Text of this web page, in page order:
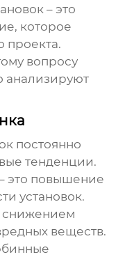
– это
которое
проекта.
вопросу
анализируют
постоянно
тенденции.
это повышение
установок.
снижением
веществ.